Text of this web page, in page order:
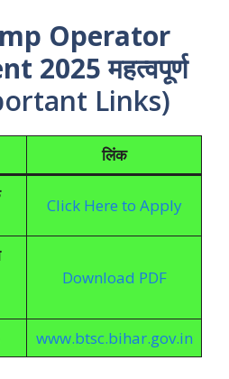
Operator
2025महत्वपूर्ण
Links)
लिंक
Click Here to Apply
Download PDF
www.btsc.bihar.gov.in